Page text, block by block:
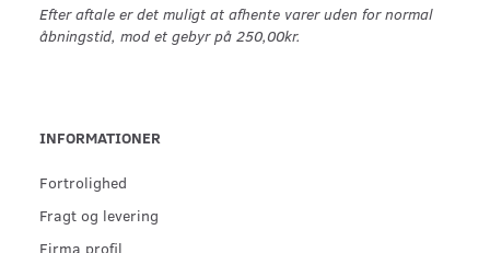
Efter aftale er det muligt at afhente varer uden for normal
åbningstid, mod et gebyr på 250,00kr.
INFORMATIONER
Fortrolighed
Fragt og levering
Firma profil